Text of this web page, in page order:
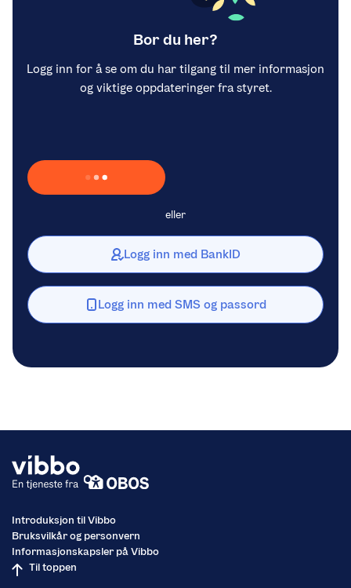
Bor du her?
Logg inn for å se om du har tilgang til mer informasjon
og viktige oppdateringer fra styret.
Laster inn Vipps …
eller
Logg inn med BankID
Logg inn med SMS og passord
Introduksjon til Vibbo
Bruksvilkår og personvern
Informasjonskapsler på Vibbo
Til toppen